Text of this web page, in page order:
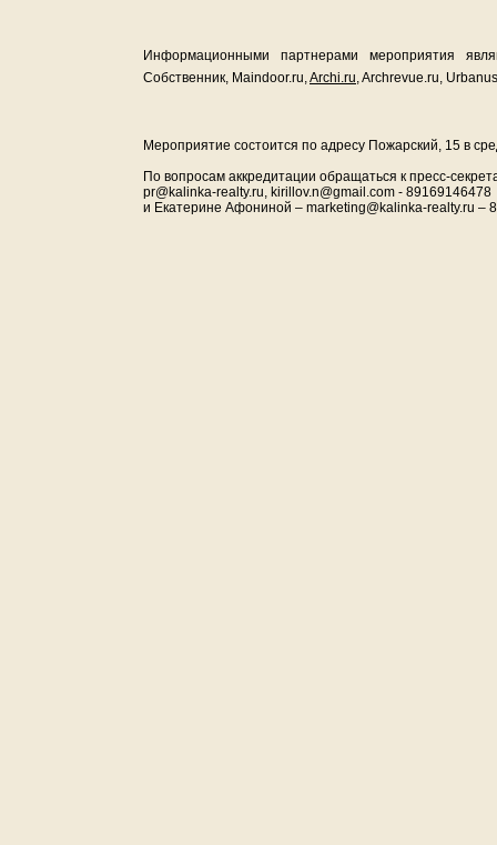
Информационными партнерами мероприятия
Собственник, Maindoor.ru,Archi.ru, Archrevue.ru,
Мероприятие состоится по адресу Пожарский, 15 в
По вопросам аккредитации обращаться к пресс-
pr@kalinka-realty.ru, kirillov.n@gmail.com - 89169146478
и Екатерине Афониной – marketing@kalinka-realty.ru –